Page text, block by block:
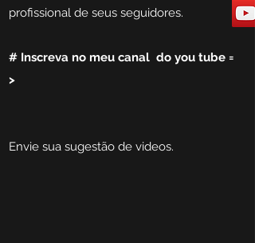
profissional de seus seguidores.
# Inscreva no meu canal do you tube =
>
Envie sua sugestão de videos.